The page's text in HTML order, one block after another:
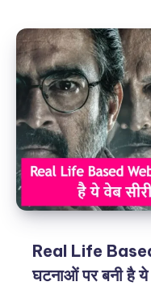
Real Life
घटनाओं पर बनी है